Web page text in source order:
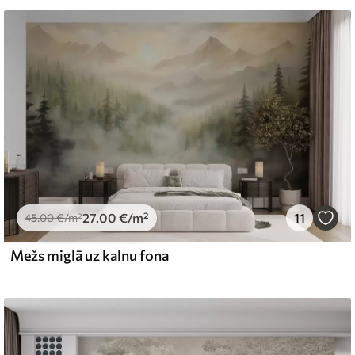
.6734.00
and Stick
48.99€/m²
45.00€/m²27 .00 €/m² 11
Mežs miglā uz kalnu fona